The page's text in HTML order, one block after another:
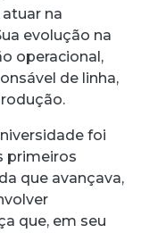
na
evolução na
operacional,
de linha,
foi
primeiros
que avançava,
que, em seu